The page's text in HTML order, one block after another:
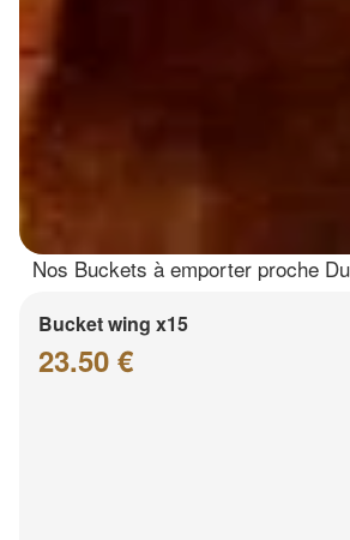
Nos Buckets à emporter proche
Bucket wing x15
23.50 €